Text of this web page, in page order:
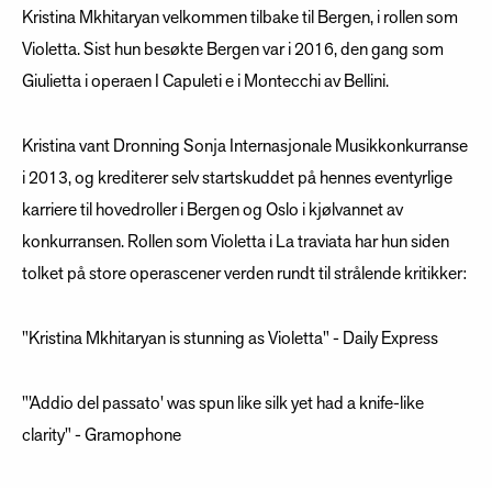
Kristina Mkhitaryan velkommen tilbake til Bergen, i rollen som
Violetta. Sist hun besøkte Bergen var i 2016, den gang som
Giulietta i operaen I Capuleti e i Montecchi av Bellini.
Kristina vant Dronning Sonja Internasjonale Musikkonkurranse
i 2013, og krediterer selv startskuddet på hennes eventyrlige
karriere til hovedroller i Bergen og Oslo i kjølvannet av
konkurransen. Rollen som Violetta i La traviata har hun siden
tolket på store operascener verden rundt til strålende kritikker:
"Kristina Mkhitaryan is stunning as Violetta" - Daily Express
"'Addio del passato' was spun like silk yet had a knife-like
clarity" - Gramophone